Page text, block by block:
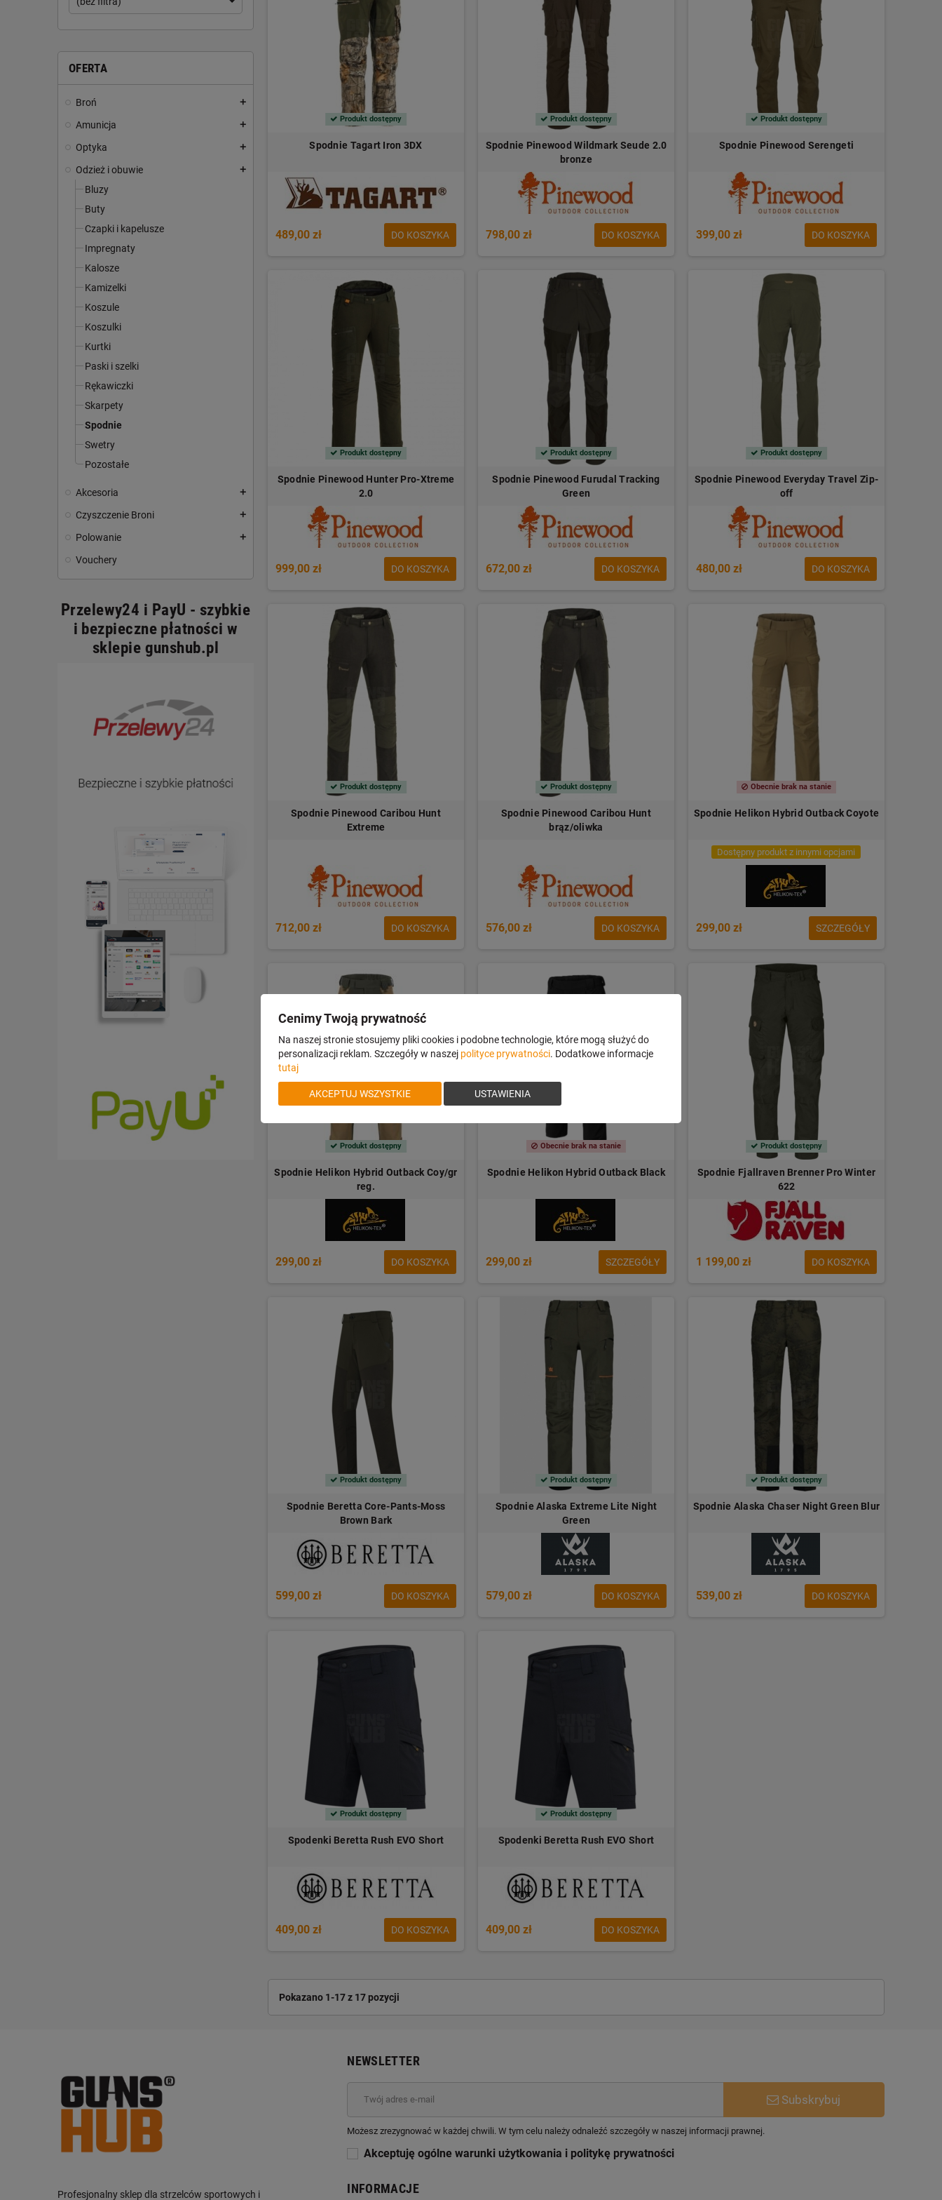
OFERTA
Broń add
Amunicja add
Optyka add
Odzież i obuwie add
Bluzy
Buty
Czapki i kapelusze
Impregnaty
Kalosze
Kamizelki
Koszule
Koszulki
Kurtki
Paski i szelki
Rękawiczki
Skarpety
Spodnie
Swetry
Pozostałe
Akcesoria add
Czyszczenie Broni add
Polowanie add
Vouchery
Przelewy24 i PayU - szybkie
i bezpieczne płatności w
sklepie gunshub.pl
Produkt dostępny
Spodnie Tagart Iron 3DX
489,00 zł DO KOSZYKA
Produkt dostępny
Spodnie Pinewood Wildmark Seude 2.0
bronze
798,00 zł DO KOSZYKA
Produkt dostępny
Spodnie Pinewood Serengeti
399,00 zł DO KOSZYKA
Produkt dostępny
Spodnie Pinewood Hunter Pro-Xtreme
2.0
999,00 zł DO KOSZYKA
Produkt dostępny
Spodnie Pinewood Furudal Tracking
Green
672,00 zł DO KOSZYKA
Produkt dostępny
Spodnie Pinewood Everyday Travel Zip-
off
480,00 zł DO KOSZYKA
Produkt dostępny
Spodnie Pinewood Caribou Hunt
Extreme
712,00 zł DO KOSZYKA
Produkt dostępny
Spodnie Pinewood Caribou Hunt
brąz/oliwka
576,00 zł DO KOSZYKA
Obecnie brak na stanie
Spodnie Helikon Hybrid Outback Coyote
Dostępny produkt z innymi opcjami
299,00 zł SZCZEGÓŁY
Produkt dostępny
Spodnie Helikon Hybrid Outback Coy/gr
reg.
299,00 zł DO KOSZYKA
Obecnie brak na stanie
Spodnie Helikon Hybrid Outback Black
299,00 zł SZCZEGÓŁY
Produkt dostępny
Spodnie Fjallraven Brenner Pro Winter
622
1 199,00 zł DO KOSZYKA
Produkt dostępny
Spodnie Beretta Core-Pants-Moss
Brown Bark
599,00 zł DO KOSZYKA
Produkt dostępny
Spodnie Alaska Extreme Lite Night
Green
579,00 zł DO KOSZYKA
Produkt dostępny
Spodnie Alaska Chaser Night Green Blur
539,00 zł DO KOSZYKA
Produkt dostępny
Spodenki Beretta Rush EVO Short
409,00 zł DO KOSZYKA
Produkt dostępny
Spodenki Beretta Rush EVO Short
409,00 zł DO KOSZYKA
Pokazano 1-17 z 17 pozycji
Profesjonalny sklep dla strzelców sportowych i
NEWSLETTER
Subskrybuj
Możesz zrezygnować w każdej chwili. W tym celu należy odnaleźć szczegóły w naszej informacji prawnej.
Akceptuję ogólne warunki użytkowania i politykę prywatności
INFORMACJE
Cenimy Twoją prywatność
Na naszej stronie stosujemy pliki cookies i podobne technologie, które mogą służyć do
personalizacji reklam. Szczegóły w naszej polityce prywatności. Dodatkowe informacje
tutaj
AKCEPTUJ WSZYSTKIE USTAWIENIA